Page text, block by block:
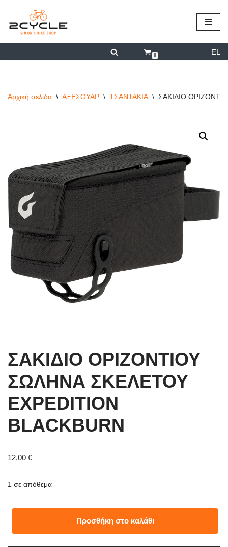
περιεχόμενο
Μεταπηδήστε
0 EL
Αρχική σελίδα \ ΑΞΕΣΟΥΑΡ \ ΤΣΑΝΤΑΚΙΑ \ ΣΑΚΙΔΙΟ
ΣΑΚΙΔΙΟ ΟΡΙΖΟΝΤΙΟΥ
ΣΩΛΗΝΑ ΣΚΕΛΕΤΟΥ
EXPEDITION
BLACKBURN
12,00 €
1 σε απόθεμα
Προσθήκη στο καλάθι